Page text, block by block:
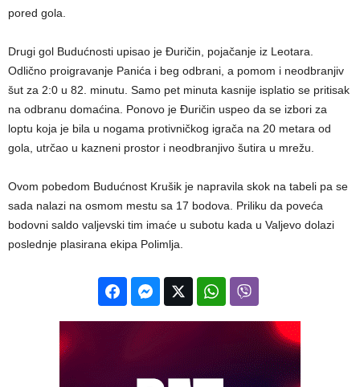
pored gola.
Drugi gol Budućnosti upisao je Đuričin, pojačanje iz Leotara.
Odlično proigravanje Panića i beg odbrani, a pomom i neodbranjiv
šut za 2:0 u 82. minutu. Samo pet minuta kasnije isplatio se pritisak
na odbranu domaćina. Ponovo je Đuričin uspeo da se izbori za
loptu koja je bila u nogama protivničkog igrača na 20 metara od
gola, utrčao u kazneni prostor i neodbranjivo šutira u mrežu.
Ovom pobedom Budućnost Krušik je napravila skok na tabeli pa se
sada nalazi na osmom mestu sa 17 bodova. Priliku da poveća
bodovni saldo valjevski tim imaće u subotu kada u Valjevo dolazi
poslednje plasirana ekipa Polimlja.